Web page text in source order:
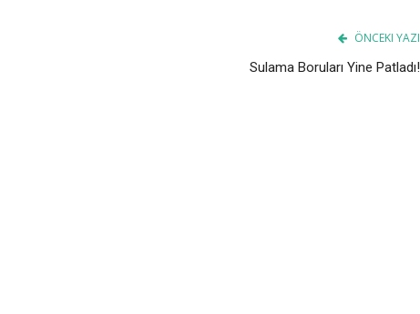
ÖNCEKI YAZI
Sulama Boruları Yine Patladı!